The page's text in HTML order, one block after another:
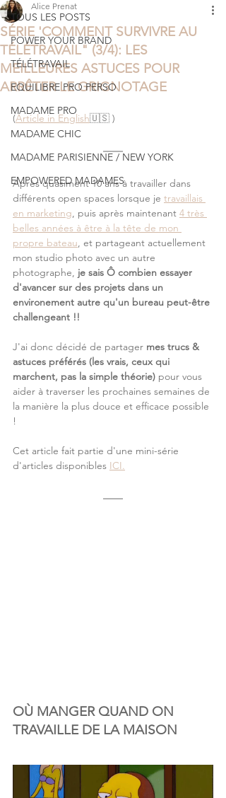
TOUS LES POSTS
POWER YOUR BRAND
TÉLÉTRAVAIL
EQUILIBRE PRO PERSO
MADAME PRO
MADAME CHIC
MADAME PARISIENNE / NEW YORK
EMPOWERED MADAMES
SÉRIE 'COMMENT SURVIVRE AU
TÉLÉTRAVAIL" (3/4): LES
MEILLEURES ASTUCES POUR
ARRÊTER LE GRIGNOTAGE
Alice Prenat
(Article in English🇺🇸 )
Après quasiment 10 ans à travailler dans
différents open spaces lorsque je travaillais
en marketing, puis après maintenant 4 très
belles années à être à la tête de mon
propre bateau, et partageant actuellement
mon studio photo avec un autre
photographe, je sais Ô combien essayer
d'avancer sur des projets dans un
environement autre qu'un bureau peut-être
challengeant !!
J'ai donc décidé de partager mes trucs &
astuces préférés (les vrais, ceux qui
marchent, pas la simple théorie) pour vous
aider à traverser les prochaines semaines de
la manière la plus douce et efficace possible
!
Cet article fait partie d'une mini-série
d'articles disponibles ICI.
OÙ MANGER QUAND ON
TRAVAILLE DE LA MAISON